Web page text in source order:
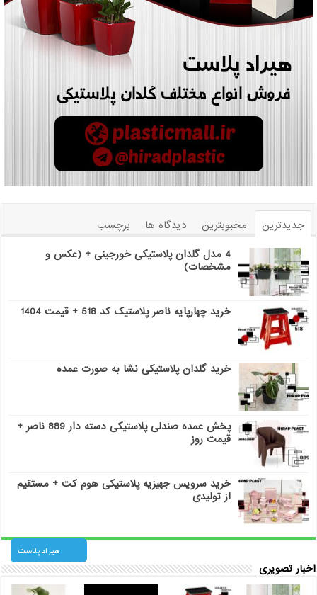
جدیدترین محبوبترین دیدگاه ها
برچسب
4 مدل گلدان پلاستیکی خورجینی + (عکس و
مشخصات)
خرید چهارپایه ناصر پلاستیک کد 518 + قیمت 1404
خرید گلدان پلاستیکی نشا به صورت عمده
پخش عمده صندلی پلاستیکی دسته دار 889 ناصر +
قیمت روز
خرید سرویس جهیزیه پلاستیکی هوم کت + مستقیم
از تولیدی
اخبار تصویری
هیراد پلاست